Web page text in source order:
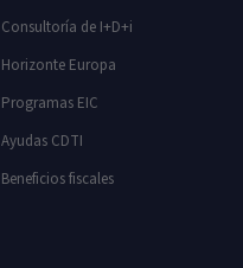
Consultoría de I+D+i
Horizonte Europa
Programas EIC
Ayudas CDTI
Beneficios fiscales